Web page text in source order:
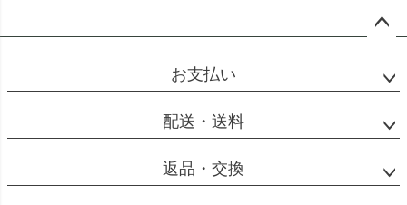
ップ
お支払い
配送・送料
返品・交換